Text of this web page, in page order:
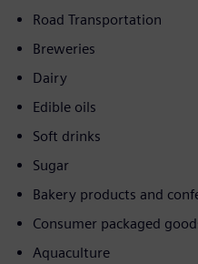
Road Transportation
Breweries
Dairy
Edible oils
Soft drinks
Sugar
Bakery products and
Consumer packaged
Aquaculture